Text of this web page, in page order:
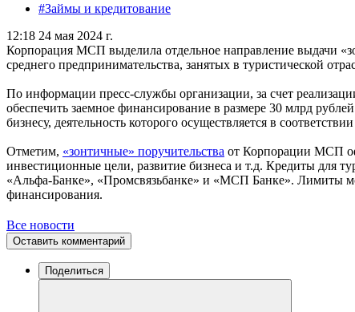
#Займы и кредитование
12:18 24 мая 2024 г.
Корпорация МСП выделила отдельное направление выдачи
среднего предпринимательства, занятых в туристической
По информации пресс-службы организации, за счет
обеспечить заемное финансирование в размере 30 млрд
бизнесу, деятельность которого осуществляется в
Отметим, «зонтичные» поручительства от Корпорации МСП
инвестиционные цели, развитие бизнеса и т.д. Кредиты для
«Альфа-Банке», «Промсвязьбанке» и «МСП Банке». Лимиты
финансирования.
Все новости
Оставить комментарий
Поделиться